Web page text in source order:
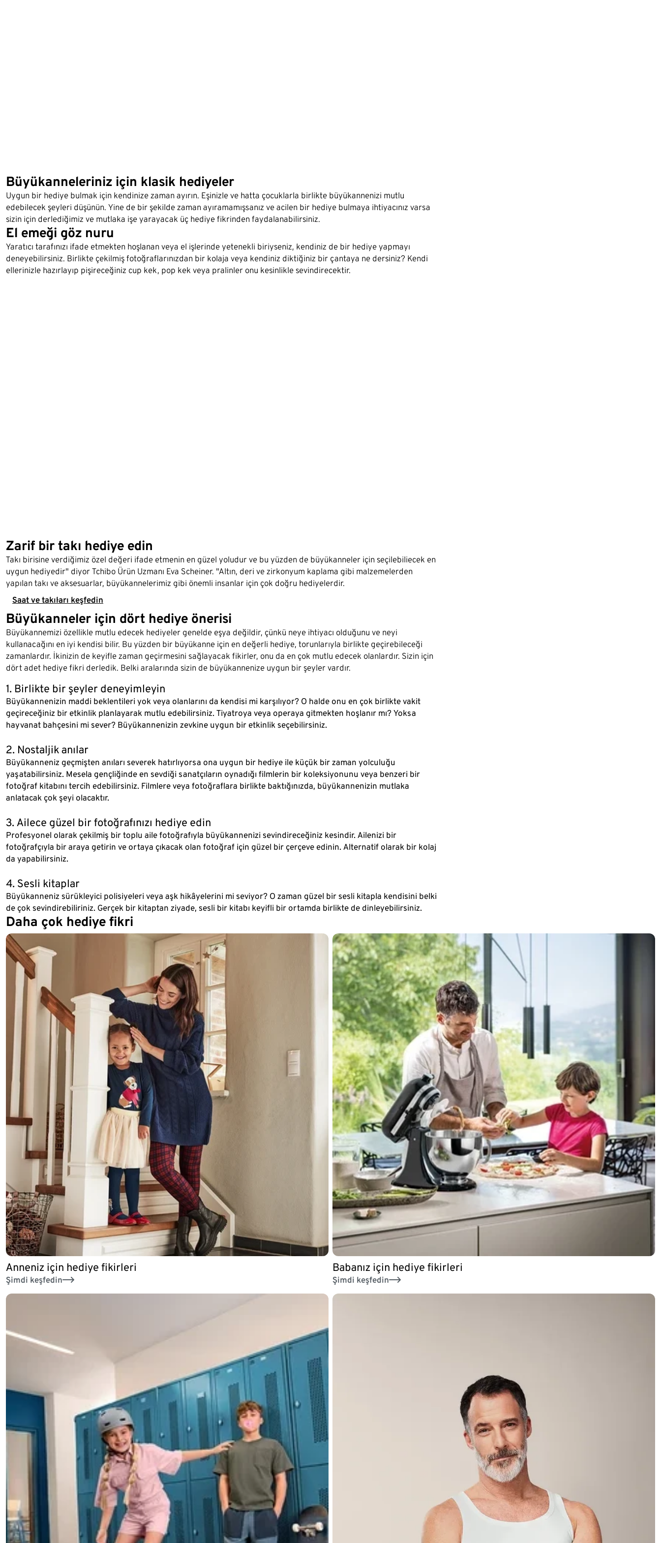
Büyükanneleriniz için klasik hediyeler
Uygun bir hediye bulmak için kendinize zaman ayırın. Eşinizle ve hatta çocuklarla birlikte büyükannenizi mutlu
edebilecek şeyleri düşünün. Yine de bir şekilde zaman ayıramamışsanız ve acilen bir hediye bulmaya ihtiyacınız varsa
sizin için derlediğimiz ve mutlaka işe yarayacak üç hediye fikrinden faydalanabilirsiniz.
El emeği göz nuru
Yaratıcı tarafınızı ifade etmekten hoşlanan veya el işlerinde yetenekli biriyseniz, kendiniz de bir hediye yapmayı
deneyebilirsiniz. Birlikte çekilmiş fotoğraflarınızdan bir kolaja veya kendiniz diktiğiniz bir çantaya ne dersiniz? Kendi
ellerinizle hazırlayıp pişireceğiniz cup kek, pop kek veya pralinler onu kesinlikle sevindirecektir.
Zarif bir takı hediye edin
Takı birisine verdiğimiz özel değeri ifade etmenin en güzel yoludur ve bu yüzden de büyükanneler için seçilebiliecek en
uygun hediyedir" diyor Tchibo Ürün Uzmanı Eva Scheiner. "Altın, deri ve zirkonyum kaplama gibi malzemelerden
yapılan takı ve aksesuarlar, büyükannelerimiz gibi önemli insanlar için çok doğru hediyelerdir.
Saat ve takıları keşfedin
Büyükanneler için dört hediye önerisi
Büyükannemizi özellikle mutlu edecek hediyeler genelde eşya değildir, çünkü neye ihtiyacı olduğunu ve neyi
kullanacağını en iyi kendisi bilir. Bu yüzden bir büyükanne için en değerli hediye, torunlarıyla birlikte geçirebileceği
zamanlardır. İkinizin de keyifle zaman geçirmesini sağlayacak fikirler, onu da en çok mutlu edecek olanlardır. Sizin için
dört adet hediye fikri derledik. Belki aralarında sizin de büyükannenize uygun bir şeyler vardır.
1. Birlikte bir şeyler deneyimleyin
Büyükannenizin maddi beklentileri yok veya olanlarını da kendisi mi karşılıyor? O halde onu en çok birlikte vakit
geçireceğiniz bir etkinlik planlayarak mutlu edebilirsiniz. Tiyatroya veya operaya gitmekten hoşlanır mı? Yoksa
hayvanat bahçesini mi sever? Büyükannenizin zevkine uygun bir etkinlik seçebilirsiniz.
2. Nostaljik anılar
Büyükanneniz geçmişten anıları severek hatırlıyorsa ona uygun bir hediye ile küçük bir zaman yolculuğu
yaşatabilirsiniz. Mesela gençliğinde en sevdiği sanatçıların oynadığı filmlerin bir koleksiyonunu veya benzeri bir
fotoğraf kitabını tercih edebilirsiniz. Filmlere veya fotoğraflara birlikte baktığınızda, büyükannenizin mutlaka
anlatacak çok şeyi olacaktır.
3. Ailece güzel bir fotoğrafınızı hediye edin
Profesyonel olarak çekilmiş bir toplu aile fotoğrafıyla büyükannenizi sevindireceğiniz kesindir. Ailenizi bir
fotoğrafçıyla bir araya getirin ve ortaya çıkacak olan fotoğraf için güzel bir çerçeve edinin. Alternatif olarak bir kolaj
da yapabilirsiniz.
4. Sesli kitaplar
Büyükanneniz sürükleyici polisiyeleri veya aşk hikâyelerini mi seviyor? O zaman güzel bir sesli kitapla kendisini belki
de çok sevindirebiliriniz. Gerçek bir kitaptan ziyade, sesli bir kitabı keyifli bir ortamda birlikte de dinleyebilirsiniz.
Daha çok hediye fikri
Anneniz için hediye fikirleri
Şimdi keşfedin
Babanız için hediye fikirleri
Şimdi keşfedin